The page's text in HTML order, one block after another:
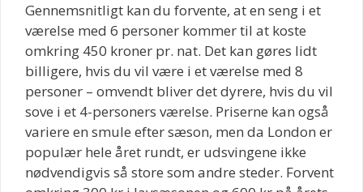
Gennemsnitligt kan du forvente, at en seng i et
værelse med 6 personer kommer til at koste
omkring 450 kroner pr. nat. Det kan gøres lidt
billigere, hvis du vil være i et værelse med 8
personer – omvendt bliver det dyrere, hvis du vil
sove i et 4-personers værelse. Priserne kan også
variere en smule efter sæson, men da London er
populær hele året rundt, er udsvingene ikke
nødvendigvis så store som andre steder. Forvent